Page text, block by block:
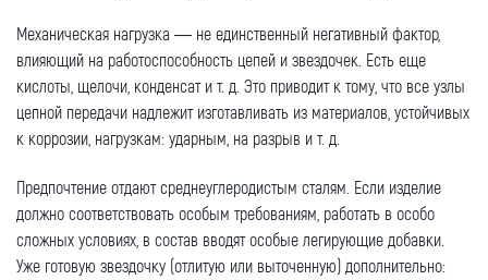
Механическая нагрузка — не единственный негативный фактор,
влияющий на работоспособность цепей и звездочек. Есть еще
кислоты, щелочи, конденсат и т. д. Это приводит к тому, что все узлы
цепной передачи надлежит изготавливать из материалов, устойчивых
к коррозии, нагрузкам: ударным, на разрыв и т. д.
Предпочтение отдают среднеуглеродистым сталям. Если изделие
должно соответствовать особым требованиям, работать в особо
сложных условиях, в состав вводят особые легирующие добавки.
Уже готовую звездочку (отлитую или выточенную) дополнительно: